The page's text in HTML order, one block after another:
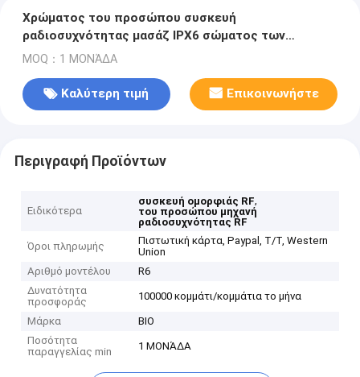
Χρώματος του προσώπου συσκευή
ραδιοσυχνότητας μασάζ IPX6 σώματος των
οδηγήσεων ελαφριά
MOQ：1 ΜΟΝΆΔΑ
Καλύτερη τιμή Επικοινωνήστε
Περιγραφή Προϊόντων
Ειδικότερα
συσκευή ομορφιάς RF,
του προσώπου μηχανή
ραδιοσυχνότητας RF
Όροι πληρωμής
Πιστωτική κάρτα, Paypal, T/T, Western
Union
Αριθμό μοντέλου
R6
Δυνατότητα
προσφοράς
100000 κομμάτι/κομμάτια το μήνα
Μάρκα
BIO
Ποσότητα
παραγγελίας min
1 ΜΟΝΆΔΑ